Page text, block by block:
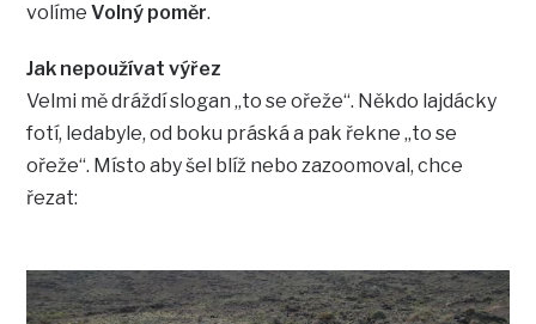
volímeVolný poměr.
Jak nepoužívat výřez
Velmi mě dráždí slogan „to se ořeže“. Někdo lajdácky
fotí, ledabyle, od boku práská a pak řekne „to se
ořeže“. Místo aby šel blíž nebo zazoomoval, chce
řezat: